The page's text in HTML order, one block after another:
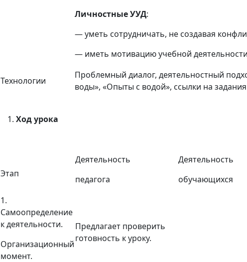
Личностные УУД:
— уметь сотрудничать, не создавая
— иметь мотивацию учебной
Технологии
Проблемный диалог, деятельностный
воды», «Опыты с водой», ссылки на
Ход урока
Этап
Деятельность
педагога
Деятельность
обучающихся
1.
Самоопределение
к деятельности.
Организационный
момент.
Предлагает проверить
готовность к уроку.